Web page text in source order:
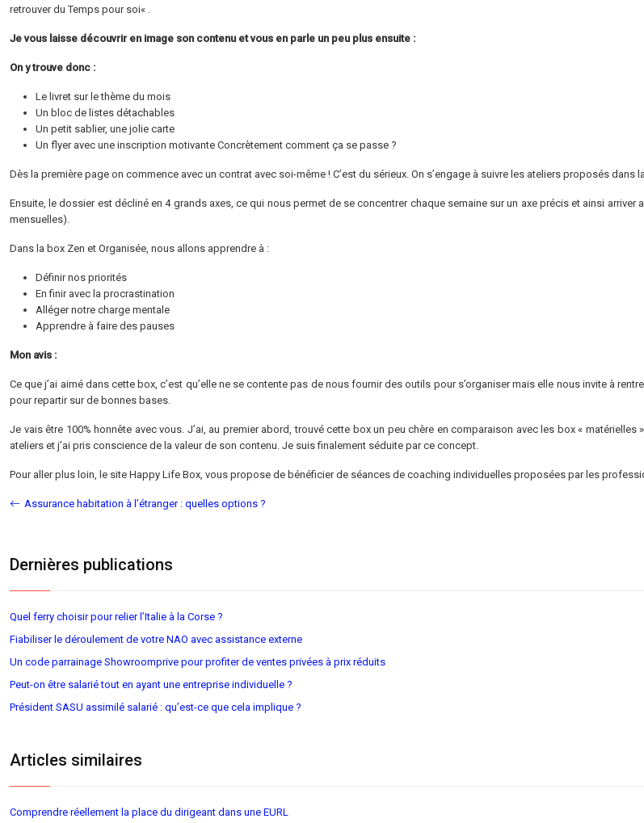
retrouver du Temps pour soi« .
Je vous laisse découvrir en image son contenu et vous en parle un peu plus ensuite :
On y trouve donc :
Le livret sur le thème du mois
Un bloc de listes détachables
Un petit sablier, une jolie carte
Un flyer avec une inscription motivante Concrètement comment ça se passe ?
Dès la première page on commence avec un contrat avec soi-même ! C’est du sérieux. On s’engage à suivre les ateliers proposés dans
Ensuite, le dossier est décliné en 4 grands axes, ce qui nous permet de se concentrer chaque semaine sur un axe précis et ainsi
mensuelles).
Dans la box Zen et Organisée, nous allons apprendre à :
Définir nos priorités
En finir avec la procrastination
Alléger notre charge mentale
Apprendre à faire des pauses
Mon avis :
Ce que j’ai aimé dans cette box, c’est qu’elle ne se contente pas de nous fournir des outils pour s’organiser mais elle nous invite à
pour repartir sur de bonnes bases.
Je vais être 100% honnête avec vous. J’ai, au premier abord, trouvé cette box un peu chère en comparaison avec les box «
ateliers et j’ai pris conscience de la valeur de son contenu. Je suis finalement séduite par ce concept.
Pour aller plus loin, le site Happy Life Box, vous propose de bénéficier de séances de coaching individuelles proposées par les
Assurance habitation à l’étranger : quelles options ?
Dernières publications
Quel ferry choisir pour relier l’Italie à la Corse ?
Fiabiliser le déroulement de votre NAO avec assistance externe
Un code parrainage Showroomprive pour profiter de ventes privées à prix réduits
Peut-on être salarié tout en ayant une entreprise individuelle ?
Président SASU assimilé salarié : qu’est-ce que cela implique ?
Articles similaires
Comprendre réellement la place du dirigeant dans une EURL